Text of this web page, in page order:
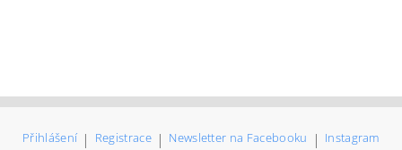
Přihlášení | Registrace | Newsletter na Facebooku | Instagram